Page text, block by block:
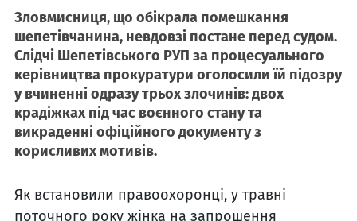
Зловмисниця, що обікрала помешкання
шепетівчанина, невдовзі постане перед судом.
Слідчі Шепетівського РУП за процесуального
керівництва прокуратури оголосили їй підозру
у вчиненні одразу трьох злочинів: двох
крадіжках під час воєнного стану та
викраденні офіційного документу з
корисливих мотивів.
Як встановили правоохоронці, у травні
поточного року жінка на запрошення